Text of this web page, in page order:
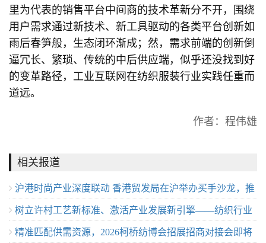
里为代表的销售平台中间商的技术革新分不开，围绕
用户需求通过新技术、新工具驱动的各类平台创新如
雨后春笋般，生态闭环渐成；然，需求前端的创新倒
逼冗长、繁琐、传统的中后供应端，似乎还没找到好
的变革路径，工业互联网在纺织服装行业实践任重而
道远。
作者：程伟雄
相关报道
沪港时尚产业深度联动 香港贸发局在沪举办买手沙龙，推
动业界交流
树立许村工艺新标准、激活产业发展新引擎——纺织行业
服装制版师/缝纫工（服装制作工）职业技能竞赛许村选拔
精准匹配供需资源，2026柯桥纺博会招展招商对接会即将